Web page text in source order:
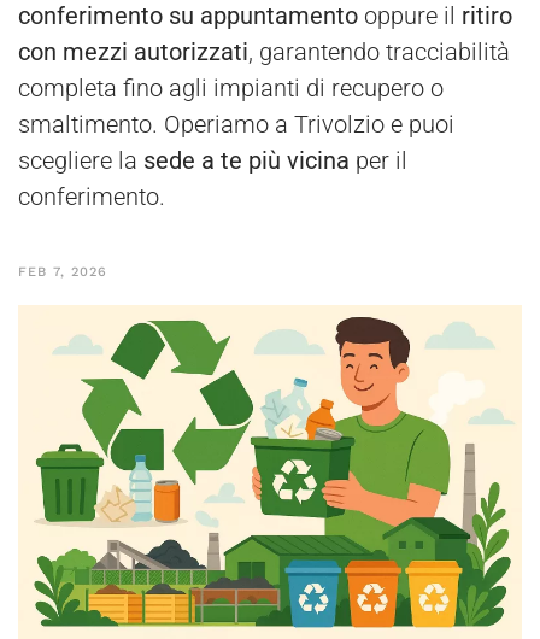
conferimento su appuntamento oppure il ritiro
con mezzi autorizzati, garantendo tracciabilità
completa fino agli impianti di recupero o
smaltimento. Operiamo a Trivolzio e puoi
scegliere la sede a te più vicina per il
conferimento.
FEB 7, 2026